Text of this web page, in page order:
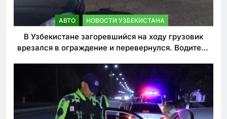
АВТО НОВОСТИ УЗБЕКИСТАНА
В Узбекистане загоревшийся на ходу грузовик
врезался в ограждение и перевернулся. Водитель